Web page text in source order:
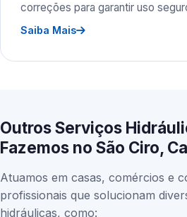
correções para garantir uso
Saiba Mais
Outros Serviços
Fazemos no São Ciro,
Atuamos em casas, comércios e
profissionais que solucionam
hidráulicas, como: